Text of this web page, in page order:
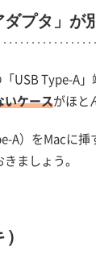
プタ」が
USB Type-A」
ケースがほと
A）をMacに
ましょう。